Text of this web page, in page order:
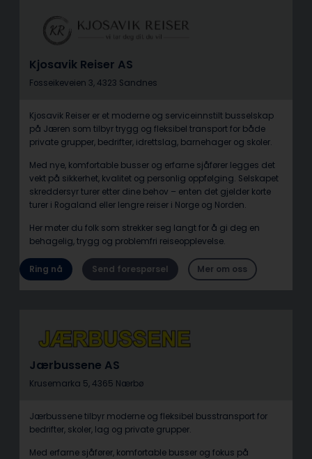
Kjosavik Reiser AS
Fosseikeveien 3, 4323 Sandnes
Kjosavik Reiser er et moderne og serviceinnstilt busselskap
på Jæren som tilbyr trygg og fleksibel transport for både
private grupper, bedrifter, idrettslag, barnehager og skoler.
Med nye, komfortable busser og erfarne sjåfører legges det
vekt på sikkerhet, kvalitet og personlig oppfølging. Selskapet
skreddersyr turer etter dine behov – enten det gjelder korte
turer i Rogaland eller lengre reiser i Norge og Norden.
Her møter du folk som strekker seg langt for å gi deg en
behagelig, trygg og problemfri reiseopplevelse.
Ring nå Send forespørsel Mer om oss
Jærbussene AS
Krusemarka 5, 4365 Nærbø
Jærbussene tilbyr moderne og fleksibel busstransport for
bedrifter, skoler, lag og private grupper.
Med erfarne sjåfører, komfortable busser og fokus på